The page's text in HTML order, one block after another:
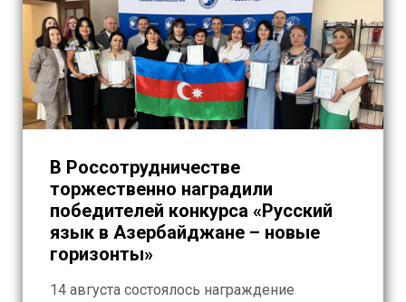
В Россотрудничестве
торжественно наградили
победителей конкурса «Русский
язык в Азербайджане – новые
горизонты»
14 августа состоялось награждение